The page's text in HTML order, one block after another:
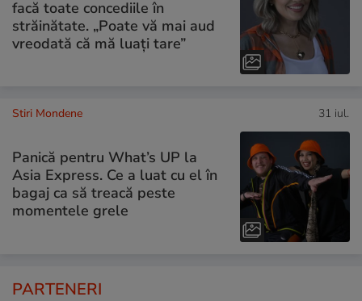
facă toate concediile în
străinătate. „Poate vă mai aud
vreodată că mă luați tare”
Stiri Mondene 31 iul.
Panică pentru What’s UP la
Asia Express. Ce a luat cu el în
bagaj ca să treacă peste
momentele grele
PARTENERI